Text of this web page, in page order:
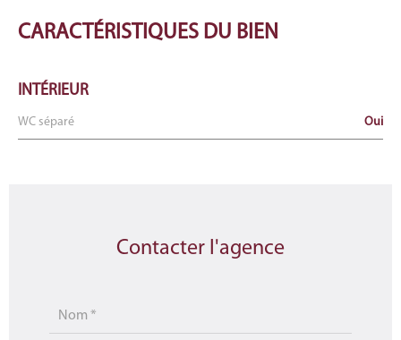
CARACTÉRISTIQUES DU BIEN
INTÉRIEUR
WC séparé Oui
Contacter l'agence